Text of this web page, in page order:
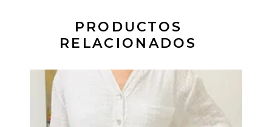
PRODUCTOS
RELACIONADOS